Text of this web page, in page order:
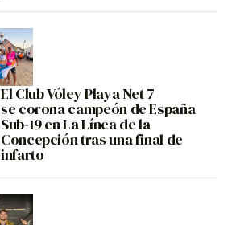
El Club Vóley Playa Net 7
se corona campeón de España
Sub-19 en La Línea de la
Concepción tras una final de
infarto